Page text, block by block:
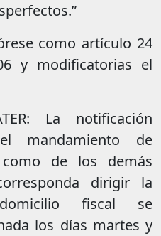
como artículo 24
y modificatorias el
La notificación
mandamiento de
de los demás
dirigir la
fiscal se
los días martes y